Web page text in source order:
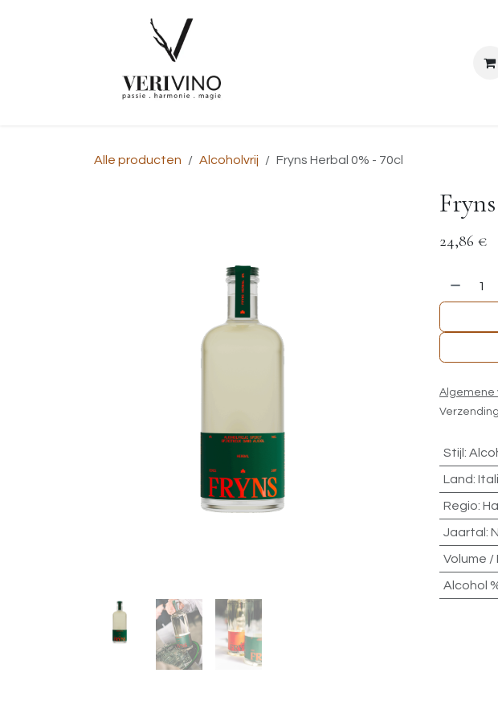
Alle producten Alcoholvrij Fryns Herbal 0% - 70cl
24,86 €
Algemene
Stijl :
Land:
Regio:
Jaartal :
Volume /
Alcohol